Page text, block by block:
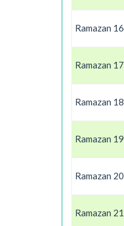
Ramazan 16
Ramazan 17
Ramazan 18
Ramazan 19
Ramazan 20
Ramazan 21